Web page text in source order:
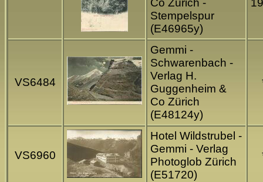
Co Zürich -
Stempelspur
(E46965y)
VS6484
Gemmi -
Schwarenbach -
Verlag H.
Guggenheim &
Co Zürich
(E48124y)
VS6960
Hotel Wildstrubel -
Gemmi - Verlag
Photoglob Zürich
(E51720)